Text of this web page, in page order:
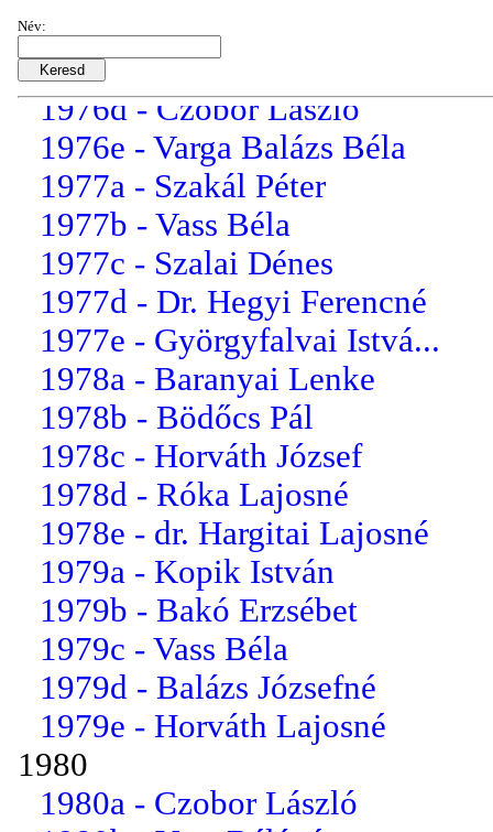
Név:1976b - Dancs Lászlóné
1976c - Balázs József
1976d - Czobor László
1976e - Varga Balázs Béla
1977a - Szakál Péter
1977b - Vass Béla
1977c - Szalai Dénes
1977d - Dr. Hegyi Ferencné
1977e - Györgyfalvai Istvá...
1978a - Baranyai Lenke
1978b - Bödőcs Pál
1978c - Horváth József
1978d - Róka Lajosné
1978e - dr. Hargitai Lajosné
1979a - Kopik István
1979b - Bakó Erzsébet
1979c - Vass Béla
1979d - Balázs Józsefné
1979e - Horváth Lajosné
1980
1980a - Czobor László